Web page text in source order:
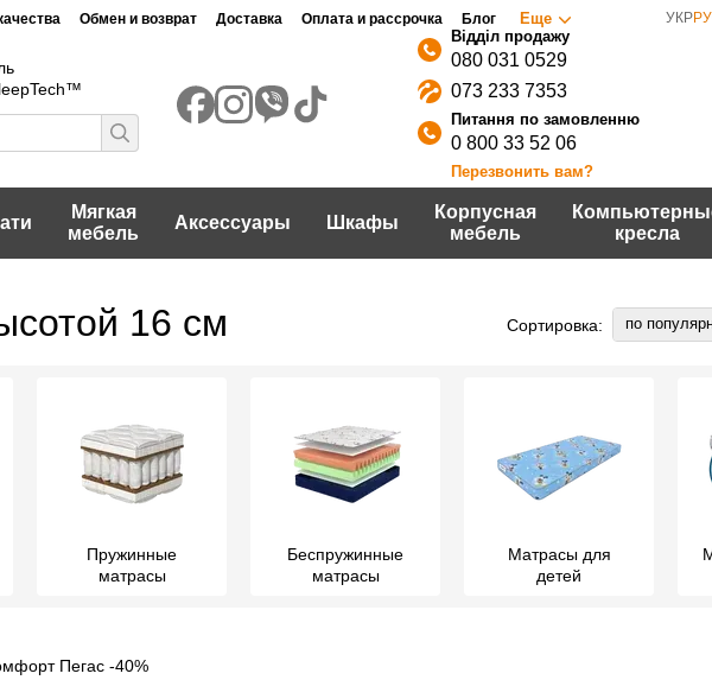
Обмен и возврат Доставка Оплата и рассрочка Блог Еще УКР
080 031 0529
073 233 7353
0 800 33 52 06
Перезвонить вам?
Мягкая
мебель
Аксессуары Шкафы
Корпусная
мебель
кресла
16 см Сортировка: по
Пружинные
матрасы
Беспружинные
матрасы
Матрасы для
детей